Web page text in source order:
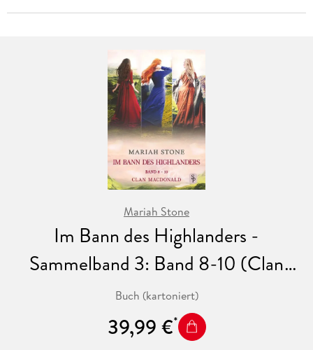
Mariah Stone
Im Bann des Highlanders -
Sammelband 3: Band 8-10 (Clan
MacDonald)
Buch (kartoniert)
39,99 €